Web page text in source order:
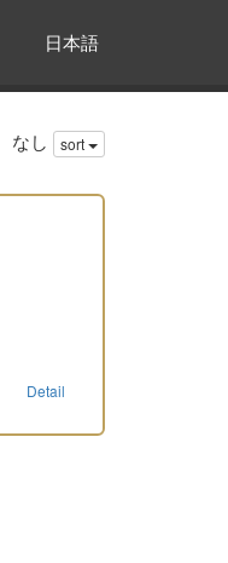
日本語
なし sort
Detail